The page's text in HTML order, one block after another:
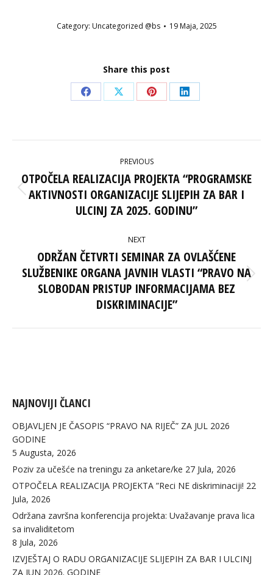
Category: Uncategorized @bs 19 Maja, 2025
Share this post
Share
Facebook
Share
X
Share
Pinterest
Share
LinkedIn
NAVIGATION
PREVIOUS
Previous
post:
OTPOČELA REALIZACIJA PROJEKTA “PROGRAMSKE
AKTIVNOSTI ORGANIZACIJE SLIJEPIH ZA BAR I
ULCINJ ZA 2025. GODINU”
NEXT
Next
post:
ODRŽAN ČETVRTI SEMINAR ZA OVLAŠĆENE
SLUŽBENIKE ORGANA JAVNIH VLASTI “PRAVO NA
SLOBODAN PRISTUP INFORMACIJAMA BEZ
DISKRIMINACIJE”
NAJNOVIJI ČLANCI
OBJAVLJEN JE ČASOPIS “PRAVO NA RIJEČ” ZA JUL 2026
GODINE
5 Augusta, 2026
Poziv za učešće na treningu za anketare/ke 27 Jula, 2026
OTPOČELA REALIZACIJA PROJEKTA ”Reci NE diskriminaciji! 22
Jula, 2026
Održana završna konferencija projekta: Uvažavanje prava lica
sa invaliditetom
8 Jula, 2026
IZVJEŠTAJ O RADU ORGANIZACIJE SLIJEPIH ZA BAR I ULCINJ
ZA JUN 2026. GODINE